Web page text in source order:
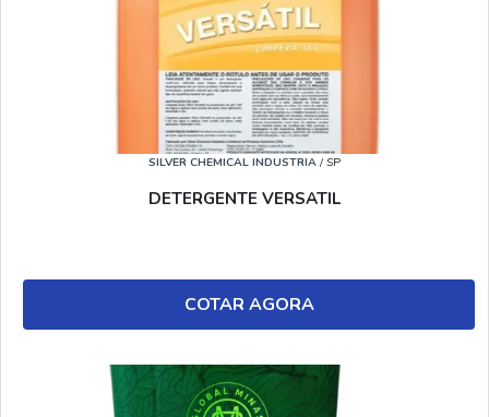
SILVER CHEMICAL INDUSTRIA / SP
DETERGENTE VERSATIL
COTAR AGORA